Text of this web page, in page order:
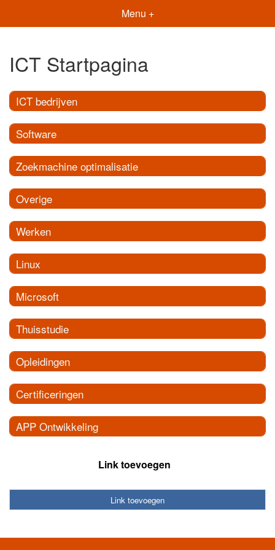
Menu +
ICT Startpagina
ICT bedrijven
Software
Zoekmachine optimalisatie
Overige
Werken
Linux
Microsoft
Thuisstudie
Opleidingen
Certificeringen
APP Ontwikkeling
Link toevoegen
Link toevoegen